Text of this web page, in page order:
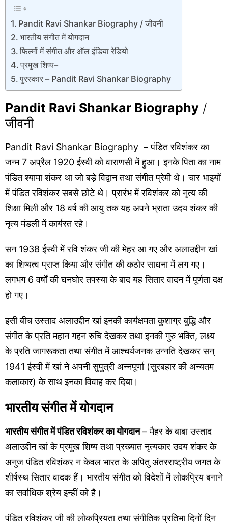
Pandit Ravi Shankar Biography / जीवनी
भारतीय संगीत में योगदान
फिल्मों में संगीत और ऑल इंडिया रेडियो
प्रमुख शिष्य–
पुरस्कार – Pandit Ravi Shankar Biography
Pandit Ravi Shankar Biography /
जीवनी
Pandit Ravi Shankar Biography – पंडित रविशंकर का
जन्म 7 अप्रैल 1920 ईस्वी को वाराणसी में हुआ। इनके पिता का नाम
पंडित श्यामा शंकर था जो बड़े विद्वान तथा संगीत प्रेमी थे। चार भाइयों
में पंडित रविशंकर सबसे छोटे थे। प्रारंभ में रविशंकर को नृत्य की
शिक्षा मिली और 18 वर्ष की आयु तक यह अपने भ्राता उदय शंकर की
नृत्य मंडली में कार्यरत रहे।
सन 1938 ईस्वी में रवि शंकर जी की मेहर आ गए और अलाउद्दीन खां
का शिष्यत्व प्राप्त किया और संगीत की कठोर साधना में लग गए।
लगभग 6 वर्षों की घनघोर तपस्या के बाद यह सितार वादन में पूर्णता दक्ष
हो गए।
इसी बीच उस्ताद अलाउद्दीन खां इनकी कार्यक्षमता कुशाग्र बुद्धि और
संगीत के प्रति महान गहन रुचि देखकर तथा इनकी गुरु भक्ति, लक्ष्य
के प्रति जागरूकता तथा संगीत में आश्चर्यजनक उन्नति देखकर सन्
1941 ईस्वी में खां ने अपनी सुपुत्री अन्नपूर्णा (सुरबहार की अन्यतम
कलाकार) के साथ इनका विवाह कर दिया।
भारतीय संगीत में योगदान
भारतीय संगीत में पंडित रविशंकर का योगदान– मैहर के बाबा उस्ताद
अलाउद्दीन खां के प्रमुख शिष्य तथा प्रख्यात नृत्यकार उदय शंकर के
अनुज पंडित रविशंकर न केवल भारत के अपितु अंतरराष्ट्रीय जगत के
शीर्षस्थ सितार वादक हैं। भारतीय संगीत को विदेशों में लोकप्रिय बनाने
का सर्वाधिक श्रेय इन्हीं को है।
पंडित रविशंकर जी की लोकप्रियता तथा संगीतिक प्रतिभा दिनों दिन